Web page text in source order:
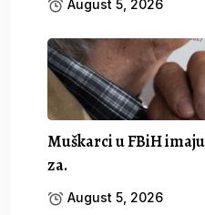
August 5, 2026
Muškarci u FBiH
za.
August 5, 2026